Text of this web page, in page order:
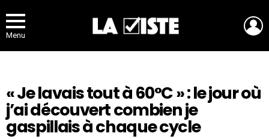
Menu
« Je lavais tout à 60°C » : le jour où
j’ai découvert combien je
gaspillais à chaque cycle